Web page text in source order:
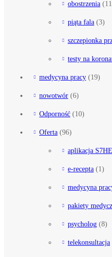
obostrzenia
piąta fala (3)
szczepionka
testy na
medycyna pracy (19)
nowotwór (6)
Odporność (10)
Oferta (96)
aplikacja
e-recepta (1)
medycyna
pakiety
psycholog (8)
telekonsultacja